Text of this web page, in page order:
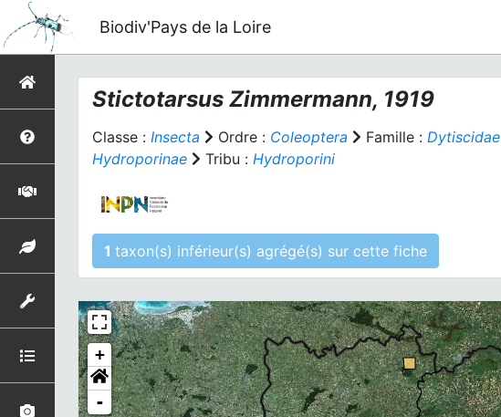
Biodiv'Pays de la Loire
Stictotarsus Zimmermann, 1919
Classe : Insecta Ordre : Coleoptera Famille : Dytiscidae
Hydroporinae
Tribu : Hydroporini
1 taxon(s) inférieur(s) agrégé(s) sur cette fiche
+
-